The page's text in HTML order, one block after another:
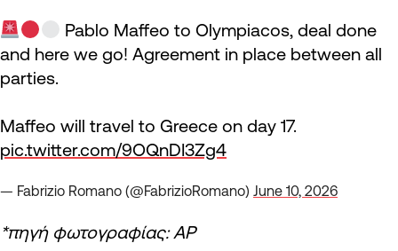
Pablo Maffeo to Olympiacos, deal done
and here we go! Agreement in place between all
parties.
Maffeo will travel to Greece on day 17.
pic.twitter.com/9OQnDI3Zg4
— Fabrizio Romano (@FabrizioRomano) June 10, 2026
*πηγή φωτογραφίας: AP